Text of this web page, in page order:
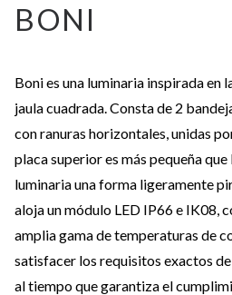
BONI
Boni es una luminaria inspirada en
jaula cuadrada. Consta de 2
con ranuras horizontales, unidas
placa superior es más pequeña
luminaria una forma ligeramente
aloja un módulo LED IP66 e IK08,
amplia gama de temperaturas de
satisfacer los requisitos exactos
al tiempo que garantiza el